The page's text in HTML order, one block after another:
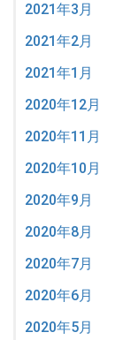
2021年3月
2021年2月
2021年1月
2020年12月
2020年11月
2020年10月
2020年9月
2020年8月
2020年7月
2020年6月
2020年5月